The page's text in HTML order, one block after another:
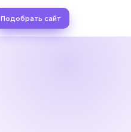
Подобрать сайт